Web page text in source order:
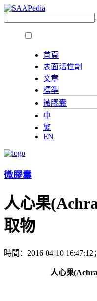
首頁
表面活性劑
文章
標準
微膠囊
中
繁
EN
微膠囊
人心果
取物
時間：2016-04-10
人心果